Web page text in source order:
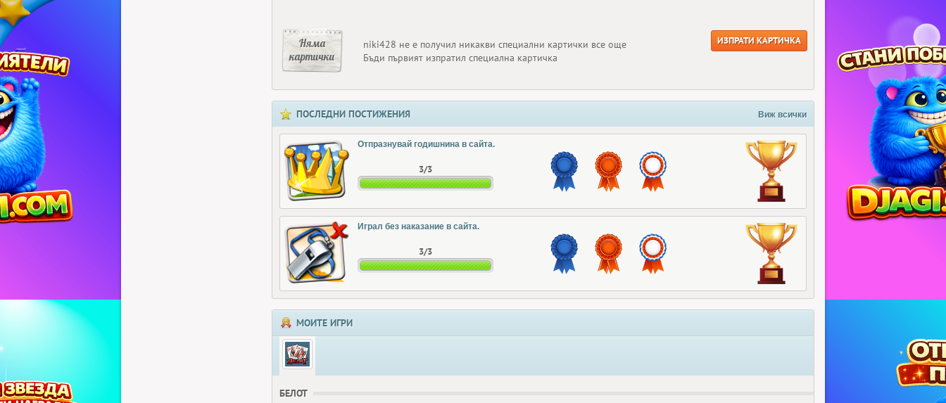
Няма
картички
niki428 не е получил никакви специални картички все още
Бъди първият изпратил специална картичка
ИЗПРАТИ КАРТИЧКА
ПОСЛЕДНИ ПОСТИЖЕНИЯ Виж всички
Отпразнувай годишнина в сайта.
3/3
Играл без наказание в сайта.
3/3
МОИТЕ ИГРИ
БЕЛОТ